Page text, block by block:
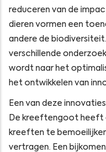
reduceren van de
dieren vormen een
andere de
verschillende
wordt naar het
het ontwikkelen van
Een van deze
De kreeftengoot heeft
kreeften te
vertragen. Een